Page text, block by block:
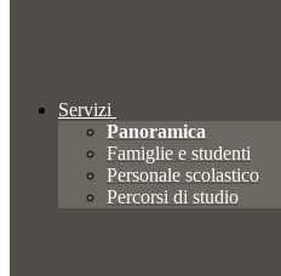
Servizi
Panoramica
Famiglie e studenti
Personale scolastico
Percorsi di studio